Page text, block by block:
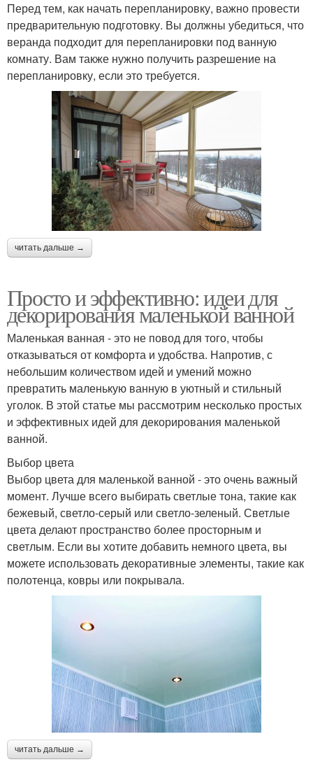
Перед тем, как начать перепланировку, важно провести
предварительную подготовку. Вы должны убедиться, что
веранда подходит для перепланировки под ванную
комнату. Вам также нужно получить разрешение на
перепланировку, если это требуется.
читать дальше →
Просто и эффективно: идеи для
декорирования маленькой ванной
Маленькая ванная - это не повод для того, чтобы
отказываться от комфорта и удобства. Напротив, с
небольшим количеством идей и умений можно
превратить маленькую ванную в уютный и стильный
уголок. В этой статье мы рассмотрим несколько простых
и эффективных идей для декорирования маленькой
ванной.
Выбор цвета
Выбор цвета для маленькой ванной - это очень важный
момент. Лучше всего выбирать светлые тона, такие как
бежевый, светло-серый или светло-зеленый. Светлые
цвета делают пространство более просторным и
светлым. Если вы хотите добавить немного цвета, вы
можете использовать декоративные элементы, такие как
полотенца, ковры или покрывала.
читать дальше →